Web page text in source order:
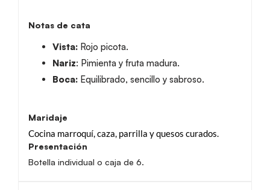
Notas de cata
Vista:Rojo picota.
Nariz: Pimienta y fruta madura.
Boca:Equilibrado, sencillo y sabroso.
Maridaje
Cocina marroquí, caza, parrilla y quesos curados.
Presentación
Botella individual o caja de 6.